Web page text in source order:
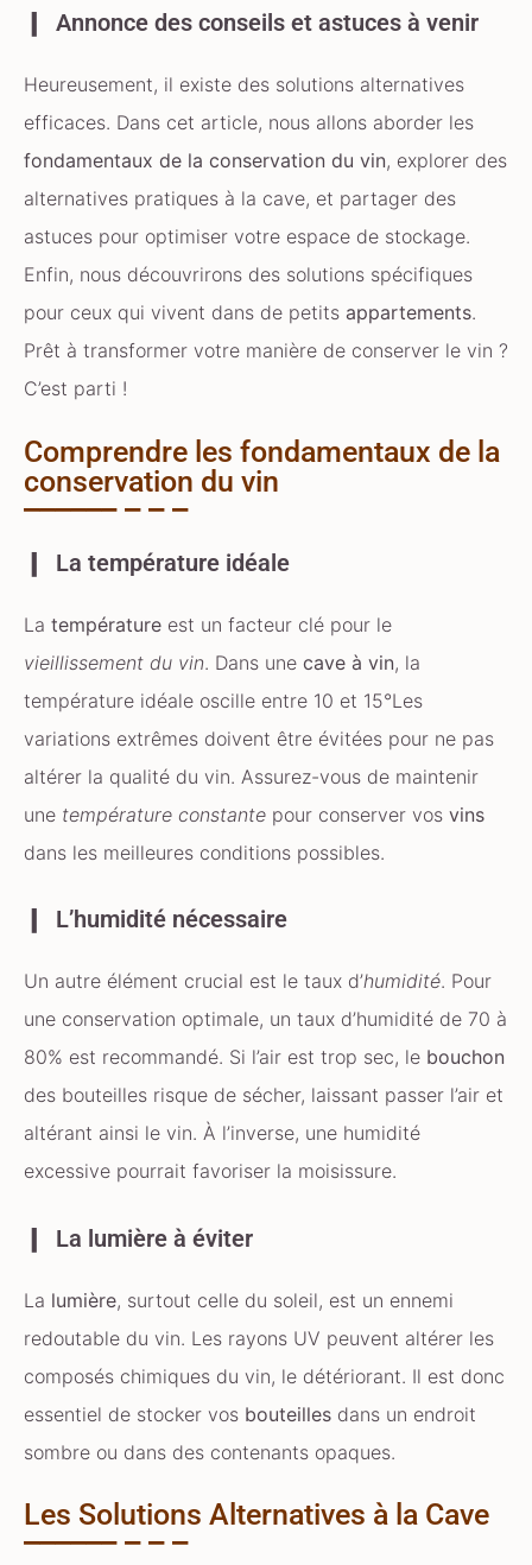
Annonce des conseils et astuces à venir
Heureusement, il existe des solutions alternatives
efficaces. Dans cet article, nous allons aborder les
fondamentaux de la conservation du vin, explorer des
alternatives pratiques à la cave, et partager des
astuces pour optimiser votre espace de stockage.
Enfin, nous découvrirons des solutions spécifiques
pour ceux qui vivent dans de petits appartements.
Prêt à transformer votre manière de conserver le vin ?
C’est parti !
Comprendre les fondamentaux de la
conservation du vin
La température idéale
La température est un facteur clé pour le
vieillissement du vin. Dans une cave à vin, la
température idéale oscille entre 10 et 15°Les
variations extrêmes doivent être évitées pour ne pas
altérer la qualité du vin. Assurez-vous de maintenir
une température constante pour conserver vos vins
dans les meilleures conditions possibles.
L’humidité nécessaire
Un autre élément crucial est le taux d’humidité. Pour
une conservation optimale, un taux d’humidité de 70 à
80% est recommandé. Si l’air est trop sec, le bouchon
des bouteilles risque de sécher, laissant passer l’air et
altérant ainsi le vin. À l’inverse, une humidité
excessive pourrait favoriser la moisissure.
La lumière à éviter
La lumière, surtout celle du soleil, est un ennemi
redoutable du vin. Les rayons UV peuvent altérer les
composés chimiques du vin, le détériorant. Il est donc
essentiel de stocker vos bouteilles dans un endroit
sombre ou dans des contenants opaques.
Les Solutions Alternatives à la Cave